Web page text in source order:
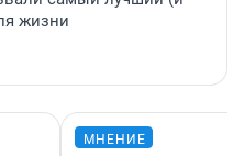
жизни
МНЕНИЕ